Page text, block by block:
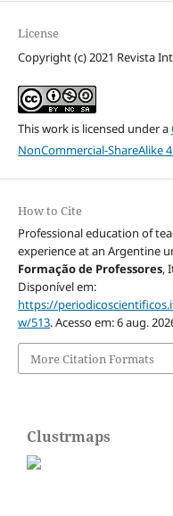
License
Copyright (c) 2021 Revista
This work is licensed under a
NonCommercial-ShareAlike
How to Cite
Professional education of
experience at an Argentine
Formação de Professores,
Disponível em:
https://
w/513. Acesso em: 6 aug.
More Citation Formats
Clustrmaps